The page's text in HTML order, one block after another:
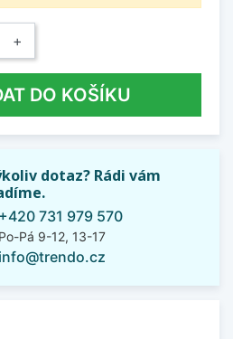
+
DO KOŠÍKU
dotaz? Rádi vám
+420 731 979 570
Po-Pá 9-12, 13-17
info@trendo.cz